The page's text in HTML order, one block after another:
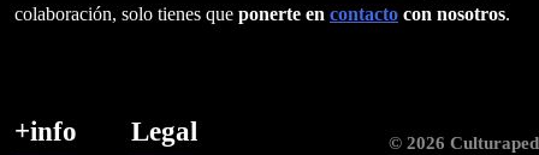
colaboración, solo tienes que ponerte en contacto con nosotros.
+info Legal
© 2026